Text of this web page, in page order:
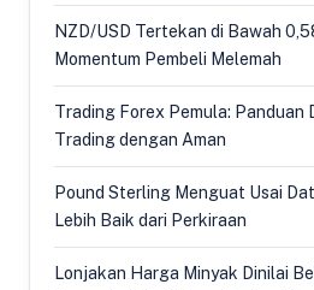
NZD/USD Tertekan di Bawah
Momentum Pembeli Melemah
Trading Forex Pemula: Panduan
Trading dengan Aman
Pound Sterling Menguat Usai
Lebih Baik dari Perkiraan
Lonjakan Harga Minyak Dinilai